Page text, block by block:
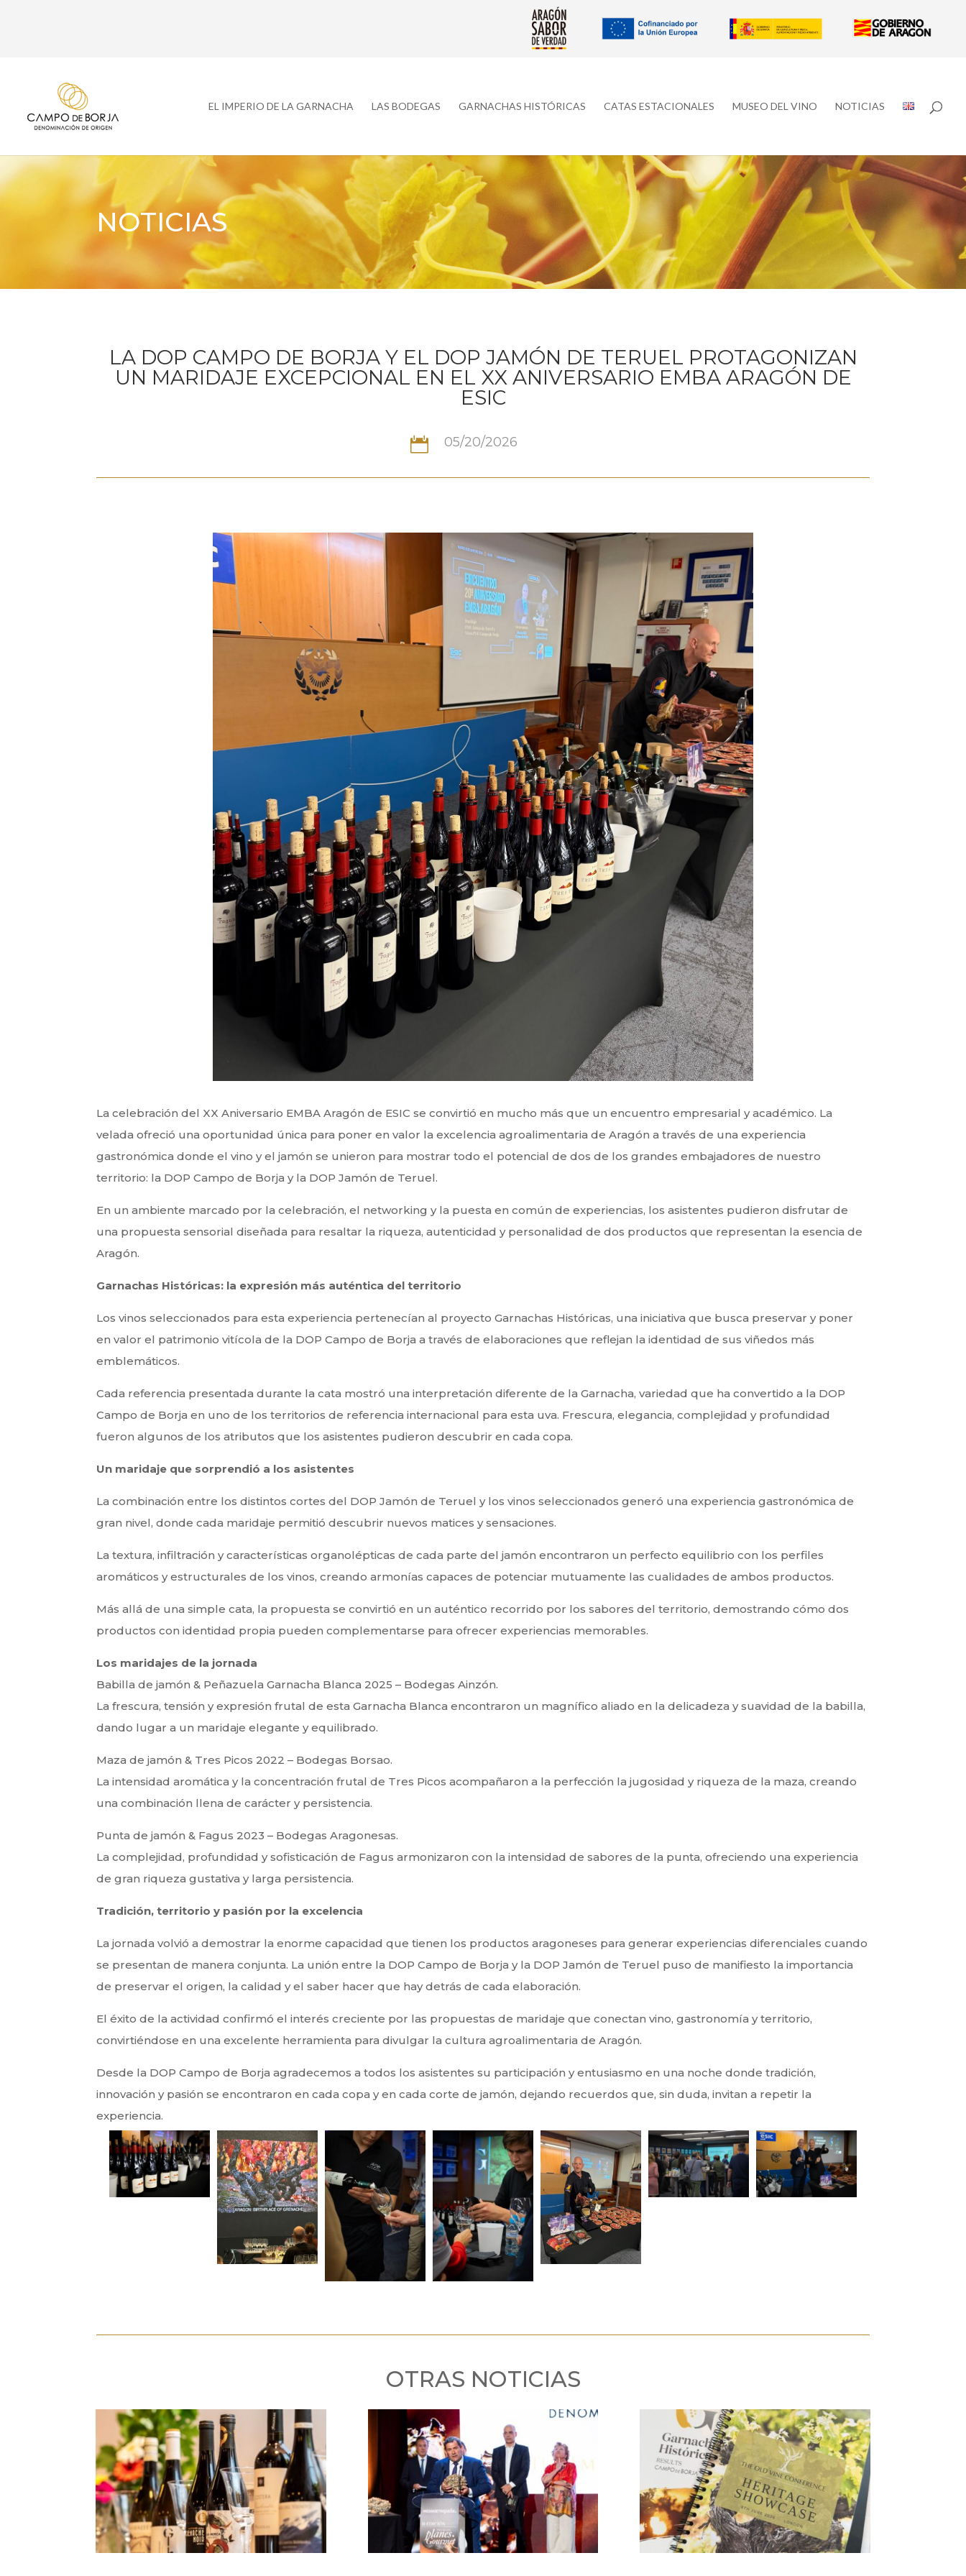
EL IMPERIO DE LA GARNACHA LAS BODEGAS GARNACHAS HISTÓRICAS CATAS ESTACIONALES MUSEO DEL VINO NOTICIAS
NOTICIAS
LA DOP CAMPO DE BORJA Y EL DOP JAMÓN DE TERUEL PROTAGONIZAN
UN MARIDAJE EXCEPCIONAL EN EL XX ANIVERSARIO EMBA ARAGÓN DE
ESIC
 05/20/2026
La celebración del XX Aniversario EMBA Aragón de ESIC se convirtió en mucho más que un encuentro empresarial y académico. La
velada ofreció una oportunidad única para poner en valor la excelencia agroalimentaria de Aragón a través de una experiencia
gastronómica donde el vino y el jamón se unieron para mostrar todo el potencial de dos de los grandes embajadores de nuestro
territorio: la DOP Campo de Borja y la DOP Jamón de Teruel.
En un ambiente marcado por la celebración, el networking y la puesta en común de experiencias, los asistentes pudieron disfrutar de
una propuesta sensorial diseñada para resaltar la riqueza, autenticidad y personalidad de dos productos que representan la esencia de
Aragón.
Garnachas Históricas: la expresión más auténtica del territorio
Los vinos seleccionados para esta experiencia pertenecían al proyecto Garnachas Históricas, una iniciativa que busca preservar y poner
en valor el patrimonio vitícola de la DOP Campo de Borja a través de elaboraciones que reflejan la identidad de sus viñedos más
emblemáticos.
Cada referencia presentada durante la cata mostró una interpretación diferente de la Garnacha, variedad que ha convertido a la DOP
Campo de Borja en uno de los territorios de referencia internacional para esta uva. Frescura, elegancia, complejidad y profundidad
fueron algunos de los atributos que los asistentes pudieron descubrir en cada copa.
Un maridaje que sorprendió a los asistentes
La combinación entre los distintos cortes del DOP Jamón de Teruel y los vinos seleccionados generó una experiencia gastronómica de
gran nivel, donde cada maridaje permitió descubrir nuevos matices y sensaciones.
La textura, infiltración y características organolépticas de cada parte del jamón encontraron un perfecto equilibrio con los perfiles
aromáticos y estructurales de los vinos, creando armonías capaces de potenciar mutuamente las cualidades de ambos productos.
Más allá de una simple cata, la propuesta se convirtió en un auténtico recorrido por los sabores del territorio, demostrando cómo dos
productos con identidad propia pueden complementarse para ofrecer experiencias memorables.
Los maridajes de la jornada
Babilla de jamón & Peñazuela Garnacha Blanca 2025 – Bodegas Ainzón.
La frescura, tensión y expresión frutal de esta Garnacha Blanca encontraron un magnífico aliado en la delicadeza y suavidad de la babilla,
dando lugar a un maridaje elegante y equilibrado.
Maza de jamón & Tres Picos 2022 – Bodegas Borsao.
La intensidad aromática y la concentración frutal de Tres Picos acompañaron a la perfección la jugosidad y riqueza de la maza, creando
una combinación llena de carácter y persistencia.
Punta de jamón & Fagus 2023 – Bodegas Aragonesas.
La complejidad, profundidad y sofisticación de Fagus armonizaron con la intensidad de sabores de la punta, ofreciendo una experiencia
de gran riqueza gustativa y larga persistencia.
Tradición, territorio y pasión por la excelencia
La jornada volvió a demostrar la enorme capacidad que tienen los productos aragoneses para generar experiencias diferenciales cuando
se presentan de manera conjunta. La unión entre la DOP Campo de Borja y la DOP Jamón de Teruel puso de manifiesto la importancia
de preservar el origen, la calidad y el saber hacer que hay detrás de cada elaboración.
El éxito de la actividad confirmó el interés creciente por las propuestas de maridaje que conectan vino, gastronomía y territorio,
convirtiéndose en una excelente herramienta para divulgar la cultura agroalimentaria de Aragón.
Desde la DOP Campo de Borja agradecemos a todos los asistentes su participación y entusiasmo en una noche donde tradición,
innovación y pasión se encontraron en cada copa y en cada corte de jamón, dejando recuerdos que, sin duda, invitan a repetir la
experiencia.
OTRAS NOTICIAS